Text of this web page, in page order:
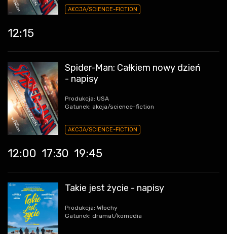
AKCJA/SCIENCE-FICTION
12:15
Spider-Man: Całkiem nowy dzień
- napisy
Produkcja: USA
Gatunek: akcja/science-fiction
AKCJA/SCIENCE-FICTION
12:00 17:30 19:45
Takie jest życie - napisy
Produkcja: Włochy
Gatunek: dramat/komedia